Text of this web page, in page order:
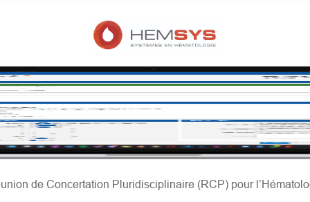
de Concertation Pluridisciplinaire (RCP) pour